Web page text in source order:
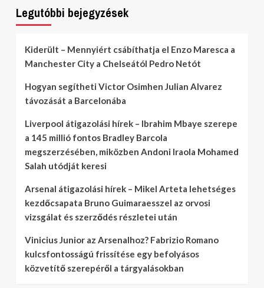
Legutóbbi bejegyzések
Kiderült – Mennyiért csábíthatja el Enzo Maresca a
Manchester City a Chelseától Pedro Netót
Hogyan segítheti Victor Osimhen Julian Alvarez
távozását a Barcelonába
Liverpool átigazolási hírek – Ibrahim Mbaye szerepe
a 145 millió fontos Bradley Barcola
megszerzésében, miközben Andoni Iraola Mohamed
Salah utódját keresi
Arsenal átigazolási hírek – Mikel Arteta lehetséges
kezdőcsapata Bruno Guimaraesszel az orvosi
vizsgálat és szerződés részletei után
Vinicius Junior az Arsenalhoz? Fabrizio Romano
kulcsfontosságú frissítése egy befolyásos
közvetítő szerepéről a tárgyalásokban